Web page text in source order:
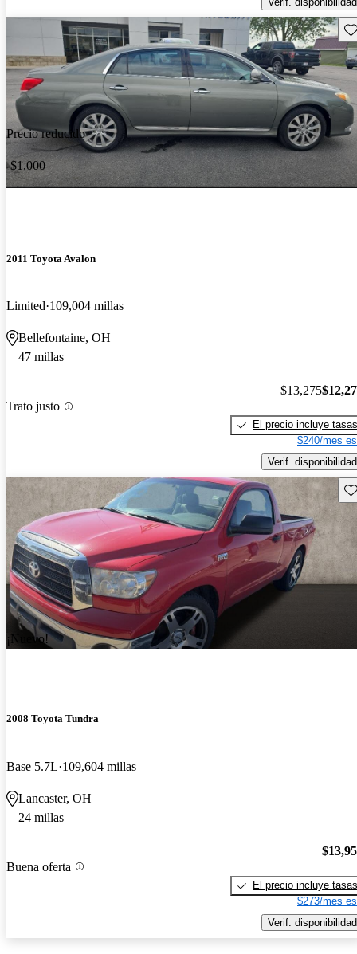
Precio reducido
-$1,000
2011 Toyota Avalon
Limited 109,004 millas
Bellefontaine, OH
47 millas
Trato justo
$13,275
El precio incluye tasas
$240/mes
Verif. disponibilidad
¡Nuevo!
2008 Toyota Tundra
Base 5.7L 109,604 millas
Lancaster, OH
24 millas
Buena oferta
El precio incluye tasas
$273/mes
Verif. disponibilidad